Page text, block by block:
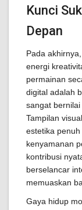
Kunci
Depan
Pada
energi
permainan
digital adalah
sangat
Tampilan
estetika
kenyamanan
kontribusi
berselancar
memuaskan
Gaya hidup